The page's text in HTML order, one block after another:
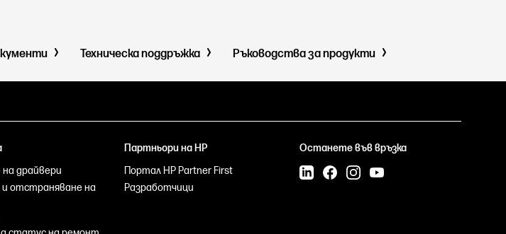
Техническа поддръжка Ръководства за продукти
драйвери
и отстраняване на
Партньори на HP
Портал HP Partner First
Разработчици
Останете във връзка